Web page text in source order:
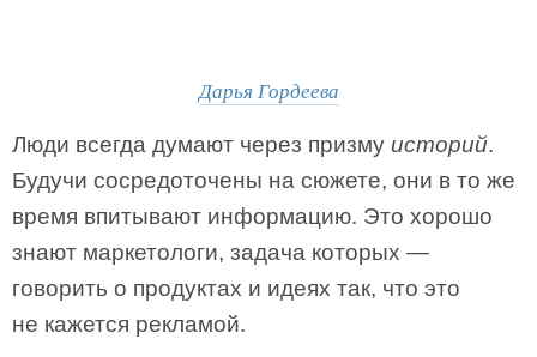
Дарья Гордеева
Люди всегда думают через призму историй.
Будучи сосредоточены на сюжете, они в то же
время впитывают информацию. Это хорошо
знают маркетологи, задача которых —
говорить о продуктах и идеях так, что это
не кажется рекламой.